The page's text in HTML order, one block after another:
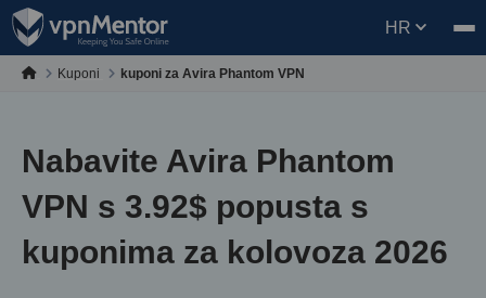
HR
Kuponi kuponi za Avira Phantom VPN
Nabavite Avira Phantom
VPN s 3.92$ popusta s
kuponima za kolovoza 2026